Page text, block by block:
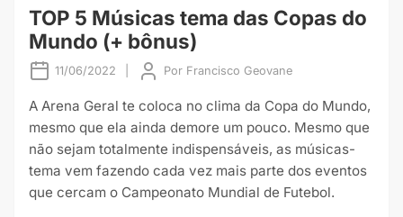
TOP 5 Músicas tema das Copas do
Mundo (+ bônus)
11/06/2022 Por Francisco Geovane
A Arena Geral te coloca no clima da Copa do Mundo,
mesmo que ela ainda demore um pouco. Mesmo que
não sejam totalmente indispensáveis, as músicas-
tema vem fazendo cada vez mais parte dos eventos
que cercam o Campeonato Mundial de Futebol.